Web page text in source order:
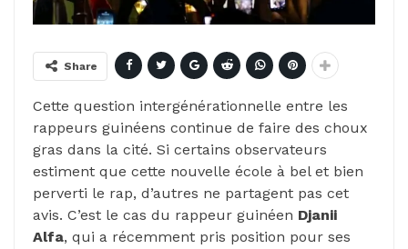
Share
Cette question intergénérationnelle entre les
rappeurs guinéens continue de faire des choux
gras dans la cité. Si certains observateurs
estiment que cette nouvelle école à bel et bien
perverti le rap, d’autres ne partagent pas cet
avis. C’est le cas du rappeur guinéen Djanii
Alfa, qui a récemment pris position pour ses